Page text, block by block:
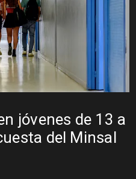
jóvenes de 13 a
del Minsal